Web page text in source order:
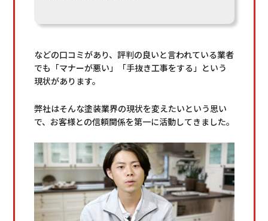
などの口コミがあり、評判の良いと言われている業者
でも「マナーが悪い」「手抜き工事をする」という
現状があります。
弊社はそんな塗装業界の現状を変えたいという思い
で、お客様との信頼関係を第一に活動してきました。